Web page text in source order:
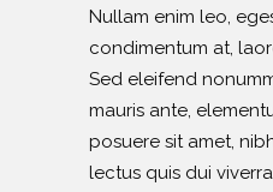
Nullam enim leo,
condimentum at,
Sed eleifend
mauris ante,
posuere sit amet,
lectus quis dui